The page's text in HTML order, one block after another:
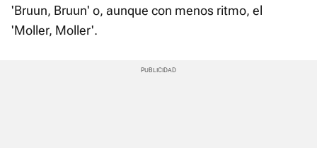
'Bruun, Bruun' o, aunque con menos ritmo, el
'Moller, Moller'.